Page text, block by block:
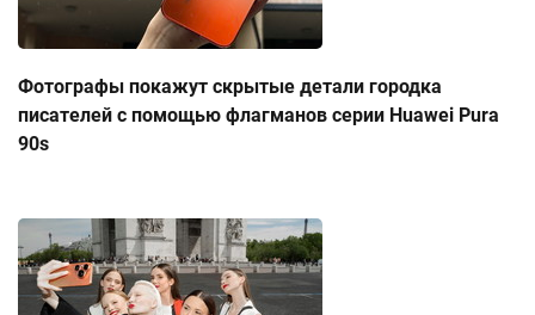
Фотографы покажут скрытые детали городка
писателей с помощью флагманов серии Huawei Pura
90s